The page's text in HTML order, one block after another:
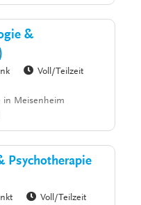
&
Voll/Teilzeit
in Meisenheim
Psychotherapie
Voll/Teilzeit